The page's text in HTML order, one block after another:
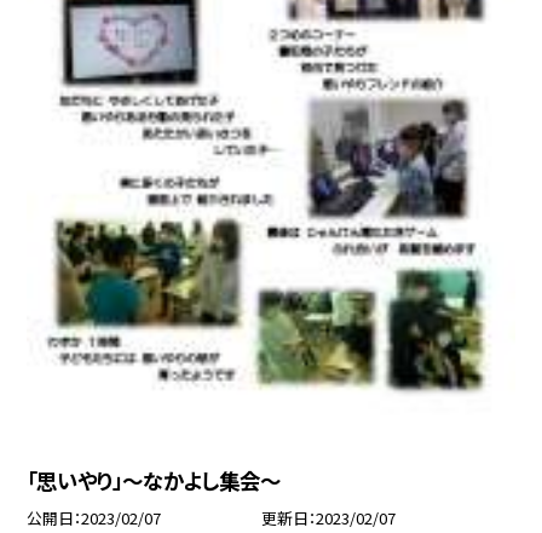
「思いやり」〜なかよし集会〜
公開日 2023/02/07 更新日 2023/02/07